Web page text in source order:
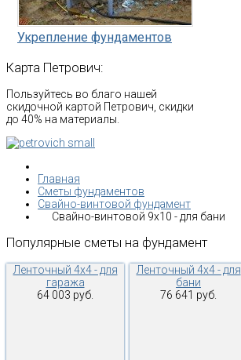
Укрепление фундаментов
Карта Петрович:
Пользуйтесь во благо нашей
скидочной картой Петрович, скидки
до 40% на материалы.
Главная
Сметы фундаментов
Свайно-винтовой фундамент
Свайно-винтовой 9х10 - для бани
Популярные сметы на фундамент
Ленточный 4х4 - для
гаража
64 003 руб.
Ленточный 4х4 - для
бани
76 641 руб.